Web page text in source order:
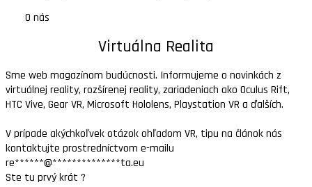
O nás
Virtuálna Realita
Sme web magazínom budúcnosti. Informujeme o novinkách z
virtuálnej reality, rozšírenej reality, zariadeniach ako Oculus Rift,
HTC Vive, Gear VR, Microsoft Hololens, Playstation VR a ďalších.
V prípade akýchkoľvek otázok ohľadom VR, tipu na článok nás
kontaktujte prostredníctvom e-mailu
re******@**************ta.eu
Ste tu prvý krát ?